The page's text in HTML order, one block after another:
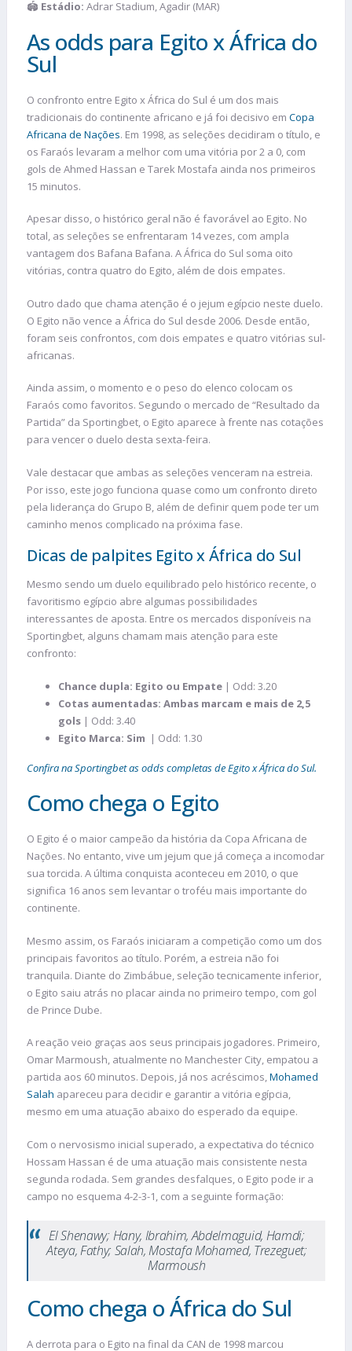
🏟️ Estádio: Adrar Stadium, Agadir (MAR)
As odds para Egito x África do
Sul
O confronto entre Egito x África do Sul é um dos mais
tradicionais do continente africano e já foi decisivo em Copa
Africana de Nações. Em 1998, as seleções decidiram o título, e
os Faraós levaram a melhor com uma vitória por 2 a 0, com
gols de Ahmed Hassan e Tarek Mostafa ainda nos primeiros
15 minutos.
Apesar disso, o histórico geral não é favorável ao Egito. No
total, as seleções se enfrentaram 14 vezes, com ampla
vantagem dos Bafana Bafana. A África do Sul soma oito
vitórias, contra quatro do Egito, além de dois empates.
Outro dado que chama atenção é o jejum egípcio neste duelo.
O Egito não vence a África do Sul desde 2006. Desde então,
foram seis confrontos, com dois empates e quatro vitórias sul-
africanas.
Ainda assim, o momento e o peso do elenco colocam os
Faraós como favoritos. Segundo o mercado de “Resultado da
Partida” da Sportingbet, o Egito aparece à frente nas cotações
para vencer o duelo desta sexta-feira.
Vale destacar que ambas as seleções venceram na estreia.
Por isso, este jogo funciona quase como um confronto direto
pela liderança do Grupo B, além de definir quem pode ter um
caminho menos complicado na próxima fase.
Dicas de palpites Egito x África do Sul
Mesmo sendo um duelo equilibrado pelo histórico recente, o
favoritismo egípcio abre algumas possibilidades
interessantes de aposta. Entre os mercados disponíveis na
Sportingbet, alguns chamam mais atenção para este
confronto:
Chance dupla: Egito ou Empate | Odd: 3.20
Cotas aumentadas: Ambas marcam e mais de 2,5
gols | Odd: 3.40
Egito Marca: Sim | Odd: 1.30
Confira na Sportingbet as odds completas de Egito x África do Sul.
Como chega o Egito
O Egito é o maior campeão da história da Copa Africana de
Nações. No entanto, vive um jejum que já começa a incomodar
sua torcida. A última conquista aconteceu em 2010, o que
significa 16 anos sem levantar o troféu mais importante do
continente.
Mesmo assim, os Faraós iniciaram a competição como um dos
principais favoritos ao título. Porém, a estreia não foi
tranquila. Diante do Zimbábue, seleção tecnicamente inferior,
o Egito saiu atrás no placar ainda no primeiro tempo, com gol
de Prince Dube.
A reação veio graças aos seus principais jogadores. Primeiro,
Omar Marmoush, atualmente no Manchester City, empatou a
partida aos 60 minutos. Depois, já nos acréscimos,Mohamed
Salah apareceu para decidir e garantir a vitória egípcia,
mesmo em uma atuação abaixo do esperado da equipe.
Com o nervosismo inicial superado, a expectativa do técnico
Hossam Hassan é de uma atuação mais consistente nesta
segunda rodada. Sem grandes desfalques, o Egito pode ir a
campo no esquema 4-2-3-1, com a seguinte formação:
El Shenawy; Hany, Ibrahim, Abdelmaguid, Hamdi;
Ateya, Fathy; Salah, Mostafa Mohamed, Trezeguet;
Marmoush
Como chega o África do Sul
A derrota para o Egito na final da CAN de 1998 marcou